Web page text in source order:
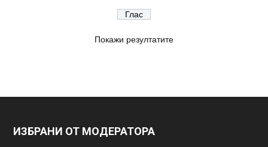
Покажи резултатите
ИЗБРАНИ ОТ МОДЕРАТОРА